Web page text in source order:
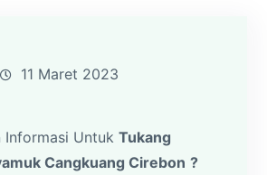
11 Maret 2023
Informasi UntukTukang
Cangkuang Cirebon ?